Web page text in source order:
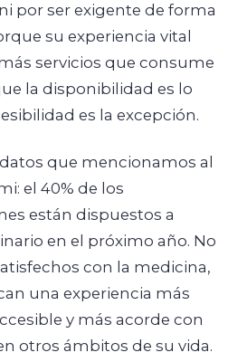
por ser exigente de forma
su experiencia vital
servicios que consume
la disponibilidad es lo
es la excepción.
que mencionamos al
el 40% de los
están dispuestos a
en el próximo año. No
con la medicina,
una experiencia más
y más acorde con
otros ámbitos de su vida.